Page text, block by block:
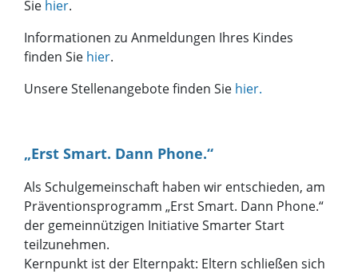
Sie hier.
Informationen zu Anmeldungen Ihres Kindes
finden Sie hier.
Unsere Stellenangebote finden Sie hier.
„Erst Smart. Dann Phone.“
Als Schulgemeinschaft haben wir entschieden, am
Präventionsprogramm „Erst Smart. Dann Phone.“
der gemeinnützigen Initiative Smarter Start
teilzunehmen.
Kernpunkt ist der Elternpakt: Eltern schließen sich